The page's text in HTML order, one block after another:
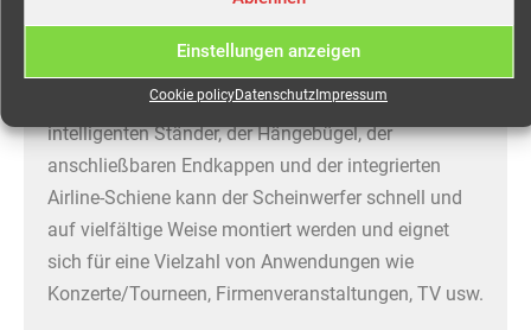
Einstellungen anzeigen
Cookie policyDatenschutzImpressum
mit eingebautem Akku. Jede ihrer LEDs kann
individuell adressiert werden und bietet eine
und einen nativen 21° Lichtstrahl. Dank der
intelligenten Ständer, der Hängebügel, der
anschließbaren Endkappen und der integrierten
Airline-Schiene kann der Scheinwerfer schnell und
auf vielfältige Weise montiert werden und eignet
sich für eine Vielzahl von Anwendungen wie
Konzerte/Tourneen, Firmenveranstaltungen, TV usw.